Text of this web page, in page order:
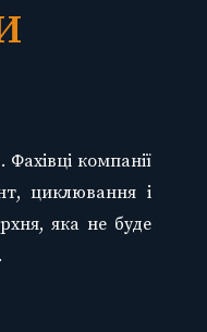
компанії
циклювання і
яка не буде